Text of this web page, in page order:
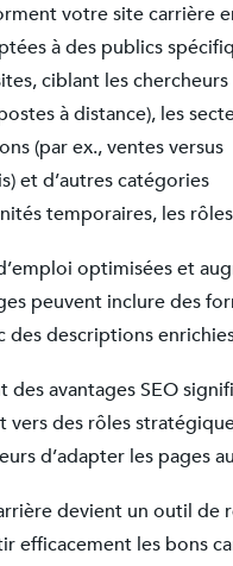
votre site carrière
à des publics
ciblant les chercheurs
à distance), les
(par ex., ventes versus
et d’autres catégories
temporaires, les
optimisées et
peuvent inclure des
des descriptions
avantages SEO
des rôles
d’adapter les pages
devient un outil
efficacement les bons